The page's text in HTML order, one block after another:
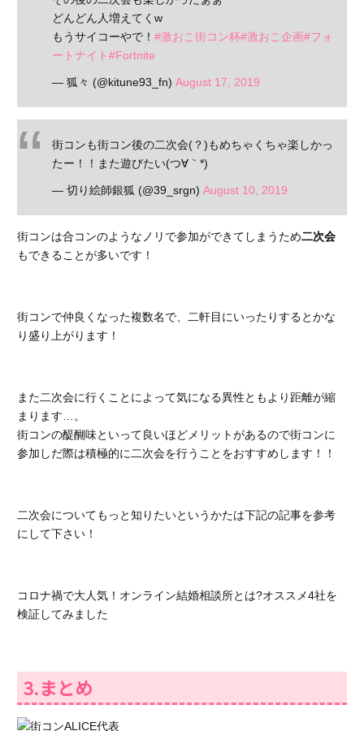
どんどん人増えてくw
もうサイコーやで！#激おこ街コン杯#激おこ企画#フォ
ートナイト#Fortnite
— 狐々 (@kitune93_fn) August 17, 2019
街コンも街コン後の二次会(？)もめちゃくちゃ楽しかっ
たー！！また遊びたい(つ∀｀*)
— 切り絵師銀狐 (@39_srgn) August 10, 2019
街コンは合コンのようなノリで参加ができてしまうため二次会
もできることが多いです！
街コンで仲良くなった複数名で、二軒目にいったりするとかな
り盛り上がります！
また二次会に行くことによって気になる異性ともより距離が縮
まります…。
街コンの醍醐味といって良いほどメリットがあるので街コンに
参加しだ際は積極的に二次会を行うことをおすすめします！！
二次会についてもっと知りたいというかたは下記の記事を参考
にして下さい！
コロナ禍で大人気！オンライン結婚相談所とは?オススメ4社を
検証してみました
3.まとめ